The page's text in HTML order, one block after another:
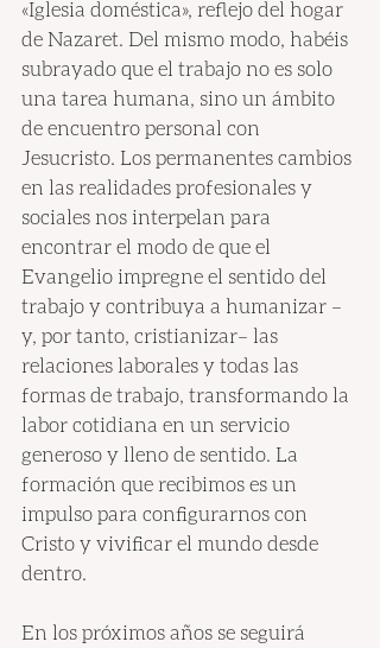
«Iglesia doméstica», reflejo del hogar
de Nazaret. Del mismo modo, habéis
subrayado que el trabajo no es solo
una tarea humana, sino un ámbito
de encuentro personal con
Jesucristo. Los permanentes cambios
en las realidades profesionales y
sociales nos interpelan para
encontrar el modo de que el
Evangelio impregne el sentido del
trabajo y contribuya a humanizar –
y, por tanto, cristianizar– las
relaciones laborales y todas las
formas de trabajo, transformando la
labor cotidiana en un servicio
generoso y lleno de sentido. La
formación que recibimos es un
impulso para configurarnos con
Cristo y vivificar el mundo desde
dentro.
En los próximos años se seguirá